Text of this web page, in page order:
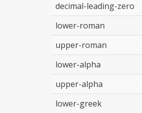
decimal-leading-zero
lower-roman
upper-roman
lower-alpha
upper-alpha
lower-greek